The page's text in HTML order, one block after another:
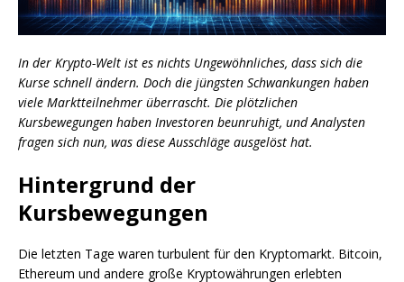
In der Krypto-Welt ist es nichts Ungewöhnliches, dass sich die
Kurse schnell ändern. Doch die jüngsten Schwankungen haben
viele Marktteilnehmer überrascht. Die plötzlichen
Kursbewegungen haben Investoren beunruhigt, und Analysten
fragen sich nun, was diese Ausschläge ausgelöst hat.
Hintergrund der
Kursbewegungen
Die letzten Tage waren turbulent für den Kryptomarkt. Bitcoin,
Ethereum und andere große Kryptowährungen erlebten